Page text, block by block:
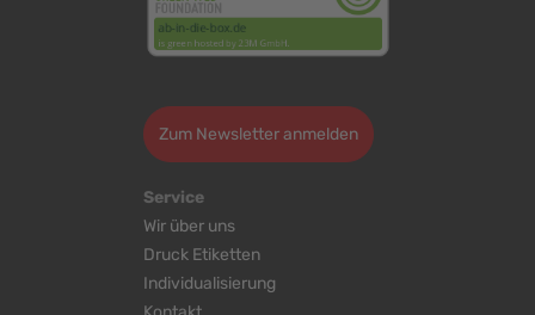
Zum Newsletter anmelden
Service
Wir über uns
Druck Etiketten
Individualisierung